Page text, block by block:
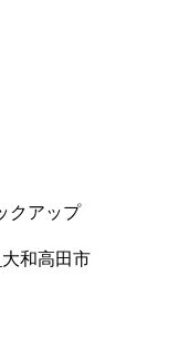
クアップ
和高田市